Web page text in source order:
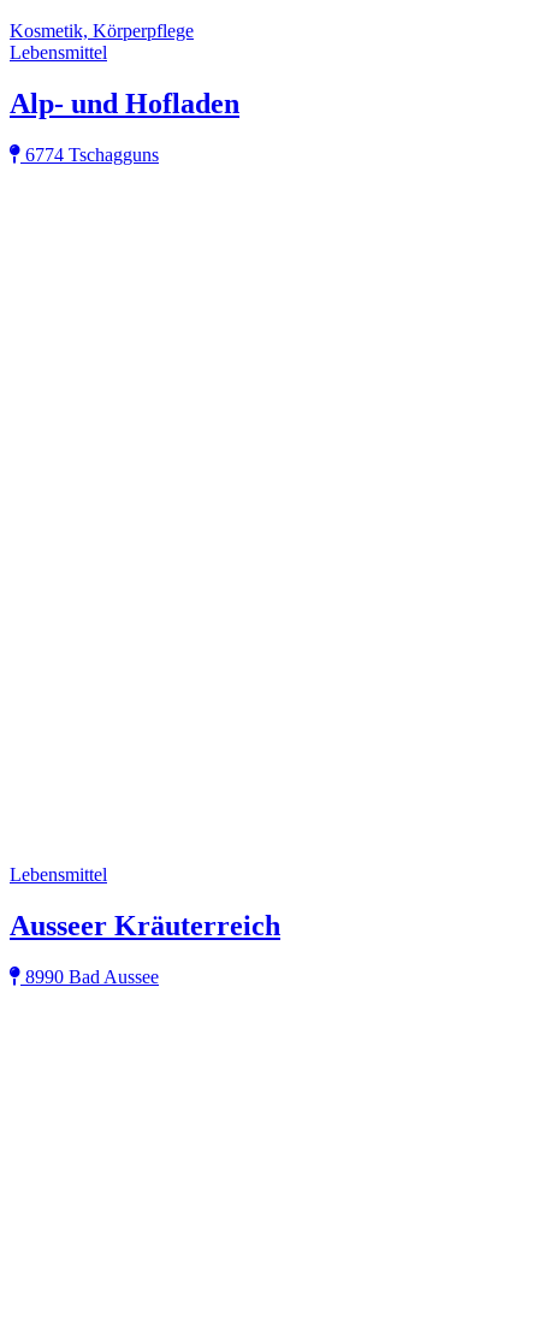
Kosmetik, Körperpflege
Lebensmittel
Alp- und Hofladen
6774 Tschagguns
Lebensmittel
Ausseer Kräuterreich
8990 Bad Aussee